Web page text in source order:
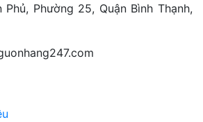
Phường 25, Quận Bình Thạnh,